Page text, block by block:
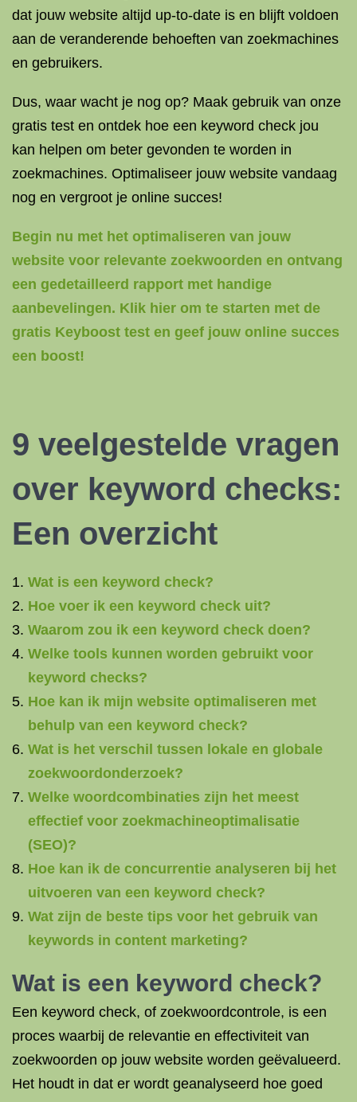
dat jouw website altijd up-to-date is en blijft voldoen
aan de veranderende behoeften van zoekmachines
en gebruikers.
Dus, waar wacht je nog op? Maak gebruik van onze
gratis test en ontdek hoe een keyword check jou
kan helpen om beter gevonden te worden in
zoekmachines. Optimaliseer jouw website vandaag
nog en vergroot je online succes!
Begin nu met het optimaliseren van jouw
website voor relevante zoekwoorden en ontvang
een gedetailleerd rapport met handige
aanbevelingen. Klik hier om te starten met de
gratis Keyboost test en geef jouw online succes
een boost!
9 veelgestelde vragen
over keyword checks:
Een overzicht
Wat is een keyword check?
Hoe voer ik een keyword check uit?
Waarom zou ik een keyword check doen?
Welke tools kunnen worden gebruikt voor
keyword checks?
Hoe kan ik mijn website optimaliseren met
behulp van een keyword check?
Wat is het verschil tussen lokale en globale
zoekwoordonderzoek?
Welke woordcombinaties zijn het meest
effectief voor zoekmachineoptimalisatie
(SEO)?
Hoe kan ik de concurrentie analyseren bij het
uitvoeren van een keyword check?
Wat zijn de beste tips voor het gebruik van
keywords in content marketing?
Wat is een keyword check?
Een keyword check, of zoekwoordcontrole, is een
proces waarbij de relevantie en effectiviteit van
zoekwoorden op jouw website worden geëvalueerd.
Het houdt in dat er wordt geanalyseerd hoe goed